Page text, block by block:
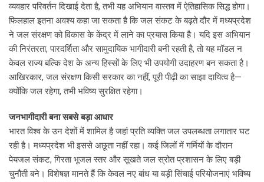
व्यवहार परिवर्तन दिखाई देता है, तभी यह अभियान वास्तव में ऐतिहासिक सिद्ध होगा।
फिलहाल इतना अवश्य कहा जा सकता है कि जल संकट के बढ़ते दौर में मध्यप्रदेश
ने जल संरक्षण को विकास के केंद्र में लाने का प्रयास किया है। यदि इस अभियान
की निरंतरता, पारदर्शिता और सामुदायिक भागीदारी बनी रहती है, तो यह मॉडल न
केवल राज्य बल्कि देश के अन्य हिस्सों के लिए भी उपयोगी उदाहरण बन सकता है।
आखिरकार, जल संरक्षण किसी सरकार का नहीं, पूरी पीढ़ी का साझा दायित्व है—
क्योंकि जल रहेगा, तभी भविष्य सुरक्षित रहेगा।
जनभागीदारी बना सबसे बड़ा आधार
भारत विश्व के उन देशों में शामिल है जहां प्रति व्यक्ति जल उपलब्धता लगातार घट
रही है। मध्यप्रदेश भी इससे अछूता नहीं रहा। कई जिलों में गर्मियों के दौरान
पेयजल संकट, गिरता भूजल स्तर और सूखते जल स्रोत प्रशासन के लिए बड़ी
चुनौती बने। विशेषज्ञ मानते हैं कि केवल नए बांध या बड़ी सिंचाई परियोजनाएं भविष्य